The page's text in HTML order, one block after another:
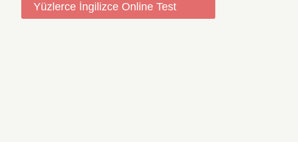
Yüzlerce İngilizce Online Test